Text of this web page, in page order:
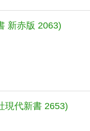
新赤版 2063)
現代新書 2653)